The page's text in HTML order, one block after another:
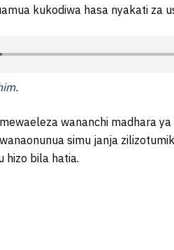
kukodiwa hasa nyakati za
wananchi madhara
simu janja
hizo bila hatia.